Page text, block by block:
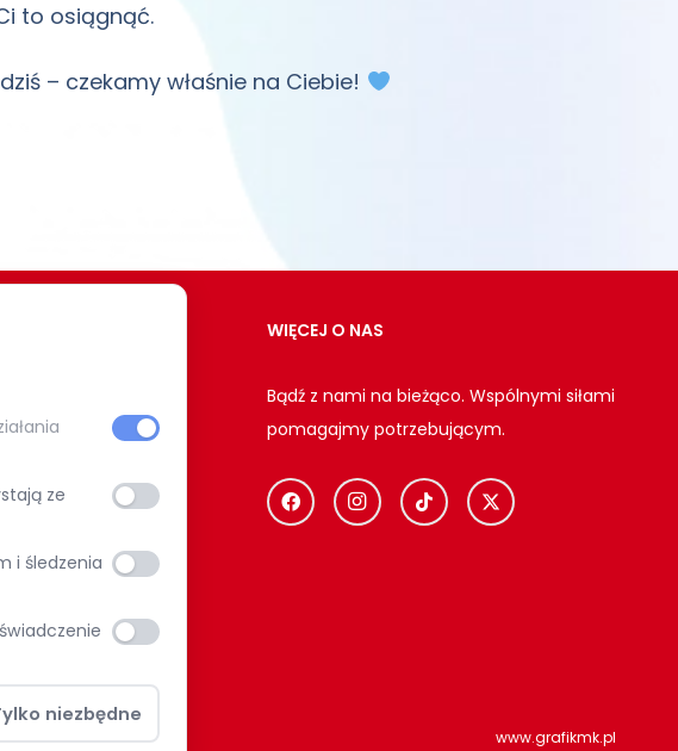
to osiągnąć.
– czekamy właśnie na Ciebie!
579
08
WIĘCEJ O NAS
Bądź z nami na bieżąco. Wspólnymi siłami
pomagajmy potrzebującym.
Ochrony Dzieci www.grafikmk.pl
ze
i śledzenia
niezbędne